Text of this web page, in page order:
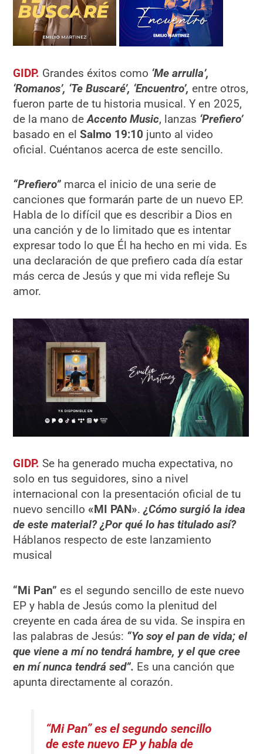
GIDP. Grandes éxitos como ‘Me arrulla’,
‘Romanos’, ‘Te Buscaré’, ‘Encuentro’, entre otros,
fueron parte de tu historia musical. Y en 2025,
de la mano deAccento Music, lanzas ‘Prefiero’
basado en elSalmo 19:10 junto al video
oficial. Cuéntanos acerca de este sencillo.
“Prefiero” marca el inicio de una serie de
canciones que formarán parte de un nuevo EP.
Habla de lo difícil que es describir a Dios en
una canción y de lo limitado que es intentar
expresar todo lo que Él ha hecho en mi vida. Es
una declaración de que prefiero cada día estar
más cerca de Jesús y que mi vida refleje Su
amor.
GIDP. Se ha generado mucha expectativa, no
solo en tus seguidores, sino a nivel
internacional con la presentación oficial de tu
nuevo sencillo «MI PAN».¿Cómo surgió la idea
de este material? ¿Por qué lo has titulado así?
Háblanos respecto de este lanzamiento
musical
“Mi Pan” es el segundo sencillo de este nuevo
EP y habla de Jesús como la plenitud del
creyente en cada área de su vida. Se inspira en
las palabras de Jesús: “Yo soy el pan de vida; el
que viene a mí no tendrá hambre, y el que cree
en mí nunca tendrá sed”. Es una canción que
apunta directamente al corazón.
“Mi Pan” es el segundo sencillo
de este nuevo EP y habla de